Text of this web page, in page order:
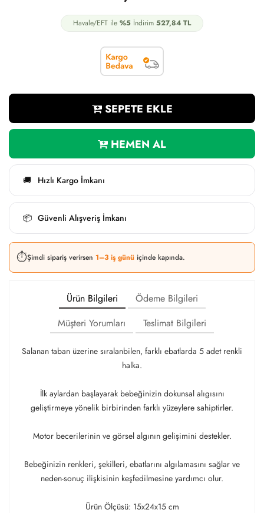
Havale/EFT ile %5 İndirim 527,84 TL
SEPETE EKLE
HEMEN AL
🚚 Hızlı Kargo İmkanı
📦 Güvenli Alışveriş İmkanı
⏱️Şimdi sipariş verirsen 1–3 iş günü içinde kapında.
Ürün Bilgileri
Ödeme Bilgileri
Müşteri Yorumları
Teslimat Bilgileri
Salanan taban üzerine sıralanbilen, farklı ebatlarda 5 adet renkli
halka.
İlk aylardan başlayarak bebeğinizin dokunsal alıgısını
geliştirmeye yönelik birbirinden farklı yüzeylere sahiptirler.
Motor becerilerinin ve görsel algının gelişimini destekler.
Bebeğinizin renkleri, şekilleri, ebatlarını algılamasını sağlar ve
neden-sonuç ilişkisinin keşfedilmesine yardımcı olur.
Ürün Ölçüsü: 15x24x15 cm